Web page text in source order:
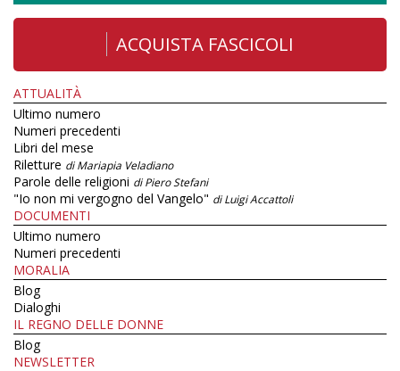
ACQUISTA FASCICOLI
ATTUALITÀ
Ultimo numero
Numeri precedenti
Libri del mese
Riletture di Mariapia Veladiano
Parole delle religioni di Piero Stefani
"Io non mi vergogno del Vangelo" di Luigi Accattoli
DOCUMENTI
Ultimo numero
Numeri precedenti
MORALIA
Blog
Dialoghi
IL REGNO DELLE DONNE
Blog
NEWSLETTER